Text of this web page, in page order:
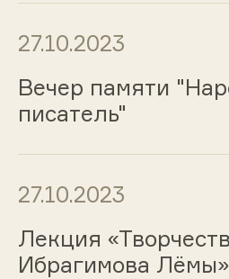
27.10.2023
Вечер памяти
писатель"
27.10.2023
Лекция
Ибрагимова Лёмы»